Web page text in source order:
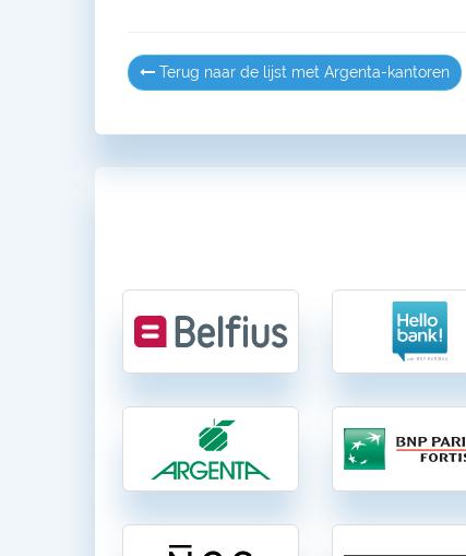
Terug naar de lijst met Argenta-kantoren